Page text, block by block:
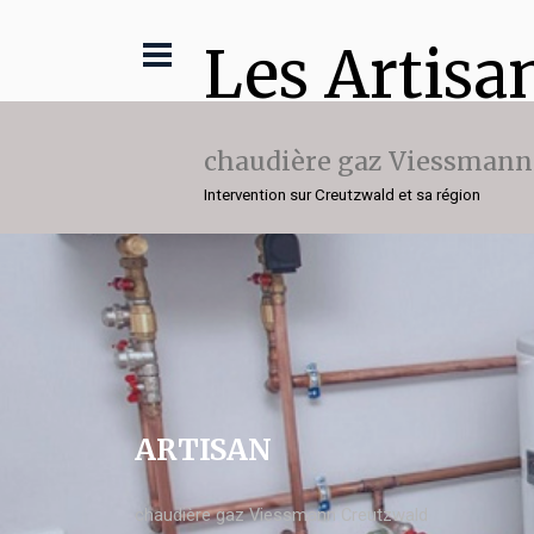
Les
chaudière gaz Viessmann
Intervention sur Creutzwald et sa région
ARTISAN
chaudière gaz Viessmann Creutzwald